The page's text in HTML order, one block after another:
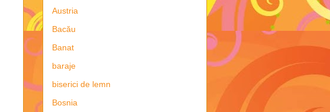
Austria
Bacău
Banat
baraje
biserici de lemn
Bosnia